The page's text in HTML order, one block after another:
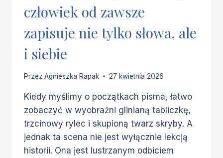
człowiek od zawsze
zapisuje nie tylko słowa, ale
i siebie
Przez Agnieszka Rapak 27 kwietnia 2026
Kiedy myślimy o początkach pisma, łatwo
zobaczyć w wyobraźni glinianą tabliczkę,
trzcinowy rylec i skupioną twarz skryby. A
jednak ta scena nie jest wyłącznie lekcją
historii. Ona jest lustrzanym odbiciem